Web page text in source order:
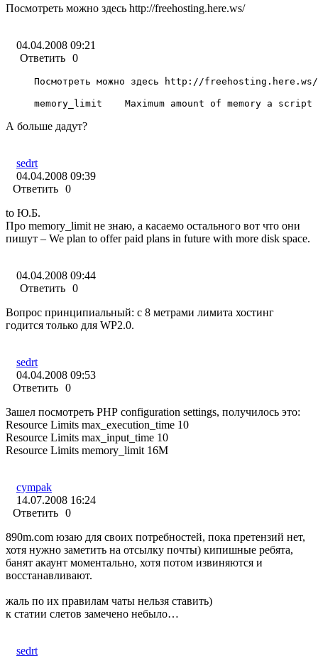
Посмотреть можно здесь http://freehosting.here.ws/
04.04.2008 09:21
Ответить 0
Посмотреть можно здесь http://freehosting.here.ws/
memory_limit 	Maximum amount of memory a
А больше дадут?
sedrt
04.04.2008 09:39
Ответить 0
to Ю.Б.
Про memory_limit не знаю, а касаемо остального вот что они
пишут – We plan to offer paid plans in future with more disk space.
04.04.2008 09:44
Ответить 0
Вопрос принципиальный: с 8 метрами лимита хостинг
годится только для WP2.0.
sedrt
04.04.2008 09:53
Ответить 0
Зашел посмотреть PHP configuration settings, получилось это:
Resource Limits max_execution_time 10
Resource Limits max_input_time 10
Resource Limits memory_limit 16M
cympak
14.07.2008 16:24
Ответить 0
890m.com юзаю для своих потребностей, пока претензий нет,
хотя нужно заметить на отсылку почты) кипишные ребята,
банят акаунт моментально, хотя потом извиняются и
восстанавливают.
жаль по их правилам чаты нельзя ставить)
к статии слетов замечено небыло…
sedrt